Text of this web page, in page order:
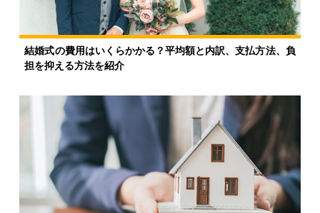
結婚式の費用はいくらかかる？平均額と内訳、支払方法、負
担を抑える方法を紹介